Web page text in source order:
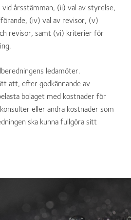
årsstämman, (ii) val av styrelse,
(iv) val av revisor, (v)
revisor, samt (vi) kriterier för
ledamöter.
att, efter godkännande av
bolaget med kostnader för
eller andra kostnader som
ska kunna fullgöra sitt